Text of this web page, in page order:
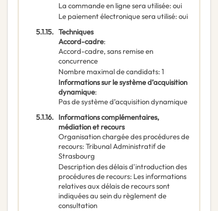
La commande en ligne sera utilisée: oui
Le paiement électronique sera utilisé: oui
5.1.15. Techniques
Accord-cadre:
Accord-cadre, sans remise en
concurrence
Nombre maximal de candidats: 1
Informations sur le système d’acquisition
dynamique:
Pas de système d’acquisition dynamique
5.1.16. Informations complémentaires,
médiation et recours
Organisation chargée des procédures de
recours: Tribunal Administratif de
Strasbourg
Description des délais d'introduction des
procédures de recours: Les informations
relatives aux délais de recours sont
indiquées au sein du règlement de
consultation